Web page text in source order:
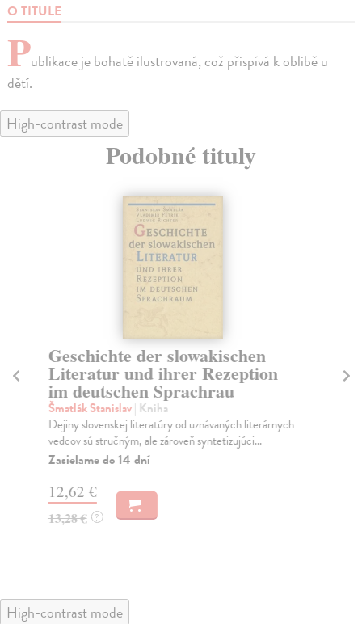
O TITULE
Publikace je bohatě ilustrovaná, což přispívá k oblibě u
dětí.
High-contrast mode
Podobné tituly
Geschichte der slowakischen
Literatur und ihrer Rezeption
im deutschen Sprachrau
Šmatlák Stanislav| Kniha
Dejiny slovenskej literatúry od uznávaných literárnych
vedcov sú stručným, ale zároveň syntetizujúci...
Zasielame do 14 dní
12,62 €
13,28 € ?
High-contrast mode